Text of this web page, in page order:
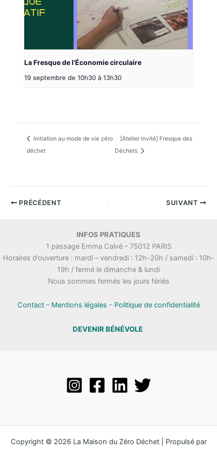
La Fresque de l’Économie circulaire
19 septembre de 10h30 à 13h30
Initiation au mode de vie zéro
déchet
[Atelier invité] Fresque des
Déchets
PRÉCÉDENT SUIVANT
INFOS PRATIQUES
1 passage Emma Calvé – 75012 PARIS
Horaires d’ouverture : mardi – vendredi : 12h-20h / samedi : 10h-
19h / fermé le dimanche & lundi
Nous sommes fermés les jours fériés
Contact– Mentions légales – Politique de confidentialité
DEVENIR BÉNÉVOLE
Copyright © 2026 La Maison du Zéro Déchet | Propulsé par